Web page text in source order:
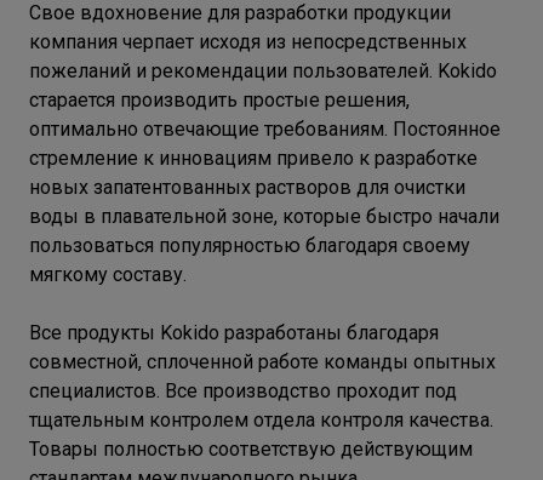
Свое вдохновение для разработки продукции
компания черпает исходя из непосредственных
пожеланий и рекомендации пользователей. Kokido
старается производить простые решения,
оптимально отвечающие требованиям. Постоянное
стремление к инновациям привело к разработке
новых запатентованных растворов для очистки
воды в плавательной зоне, которые быстро начали
пользоваться популярностью благодаря своему
мягкому составу.
Все продукты Kokido разработаны благодаря
совместной, сплоченной работе команды опытных
специалистов. Все производство проходит под
тщательным контролем отдела контроля качества.
Товары полностью соответствую действующим